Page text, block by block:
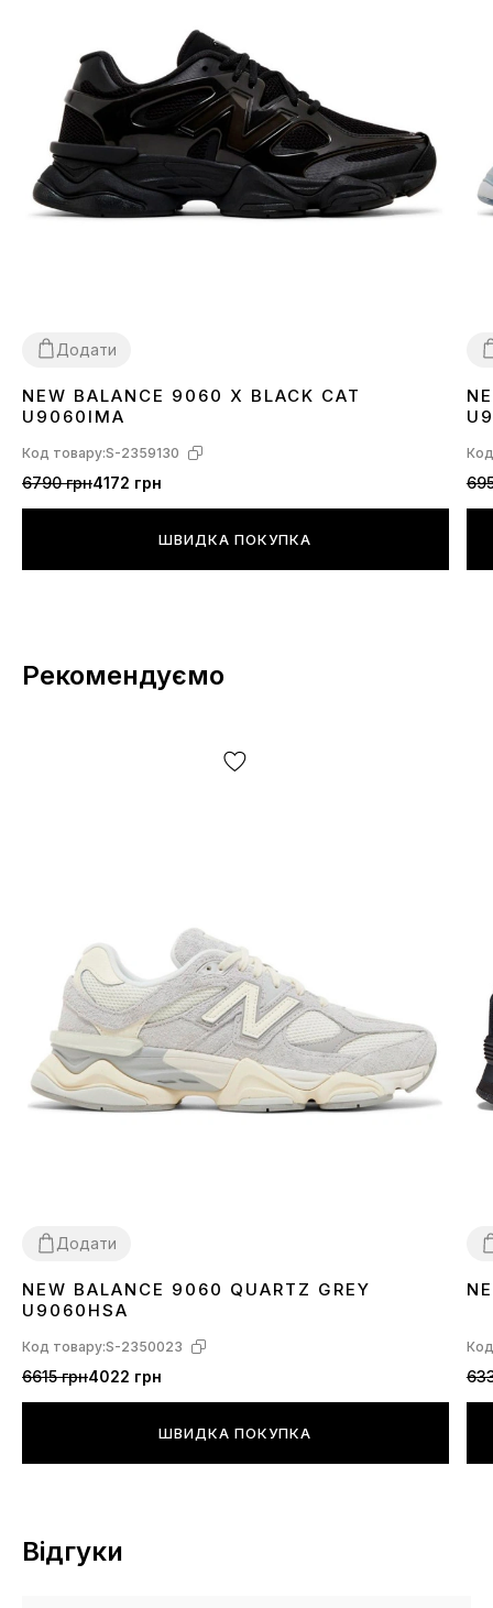
Додати
3637 3840414243 44 45
NEW BALANCE 9060 X BLACK CAT
U9060IMA
Код товару:S-2359130
6790 грн4172 грн
ШВИДКА ПОКУПКА
Рекомендуємо
Додати
3637 3839404142 43 4445
NEW BALANCE 9060 QUARTZ GREY
U9060HSA
Код товару:S-2350023
6615 грн4022 грн
ШВИДКА ПОКУПКА
Відгуки